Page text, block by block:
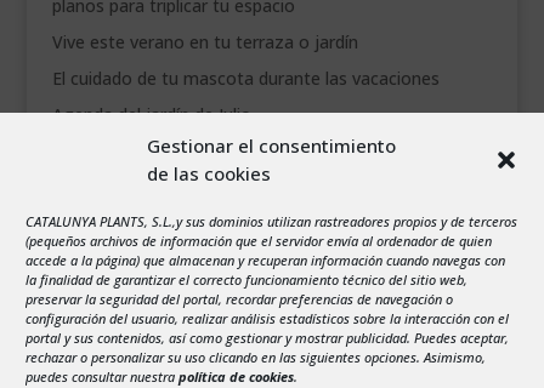
Gestionar el consentimiento
de las cookies
CATALUNYA PLANTS, S.L.,y sus dominios utilizan rastreadores propios y de terceros
(pequeños archivos de información que el servidor envía al ordenador de quien
accede a la página) que almacenan y recuperan información cuando navegas con
la finalidad de garantizar el correcto funcionamiento técnico del sitio web,
preservar la seguridad del portal, recordar preferencias de navegación o
configuración del usuario, realizar análisis estadísticos sobre la interacción con el
portal y sus contenidos, así como gestionar y mostrar publicidad. Puedes aceptar,
rechazar o personalizar su uso clicando en las siguientes opciones. Asimismo,
puedes consultar nuestra política de cookies.
planos para triplicar tu espacio
Vive este verano en tu terraza o jardín
El cuidado de tu mascota durante las vacaciones
Agenda del jardín de Julio
agosto 2026
1
2
3
4 5 6 7 8
9
10
11 12 13 14 15
16
17
18 19 20 21 22
23
24
25 26 27